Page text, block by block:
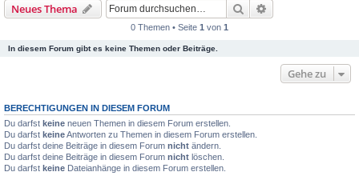
Neues Thema Suche
0 Themen • Seite 1 von 1
In diesem Forum gibt es keine Themen oder Beiträge.
Gehe zu
BERECHTIGUNGEN IN DIESEM FORUM
Du darfst keine neuen Themen in diesem Forum erstellen.
Du darfst keineAntworten zu Themen in diesem Forum erstellen.
Du darfst deine Beiträge in diesem Forum nicht ändern.
Du darfst deine Beiträge in diesem Forum nicht löschen.
Du darfst keine Dateianhänge in diesem Forum erstellen.